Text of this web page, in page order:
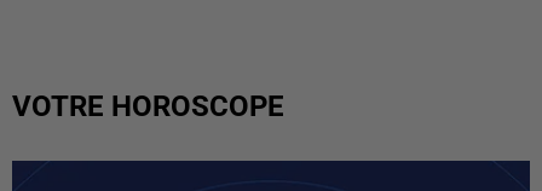
VOTRE HOROSCOPE